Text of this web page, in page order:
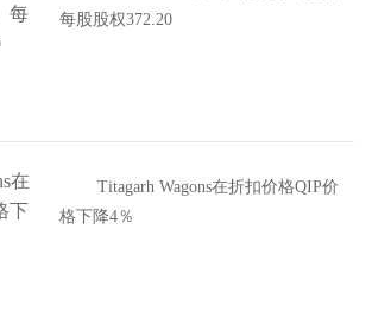
每股股权372.20
Titagarh Wagons在折扣价格QIP价
格下降4％